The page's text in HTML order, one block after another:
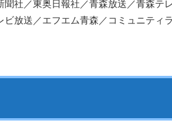
聞社／東奥日報社／青森放送／青森テ
ビ放送／エフエム青森／コミュニティ